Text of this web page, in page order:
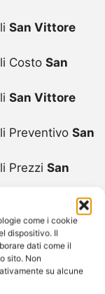
come i cookie
dispositivo. Il
dati come il
sito. Non
su alcune
San Vittore
Costo San
San Vittore
Preventivo San
Prezzi San
Prezzo
Olona
Ferroli